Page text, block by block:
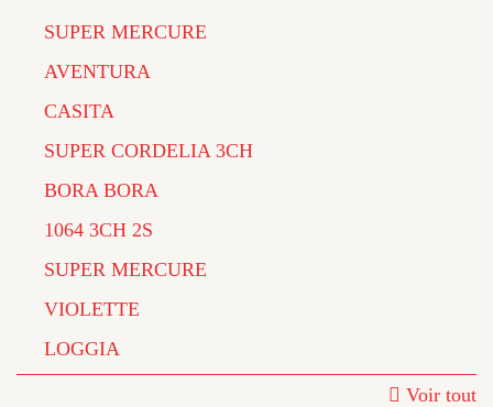
SUPER MERCURE
AVENTURA
CASITA
SUPER CORDELIA 3CH
BORA BORA
1064 3CH 2S
SUPER MERCURE
VIOLETTE
LOGGIA
Voir tout